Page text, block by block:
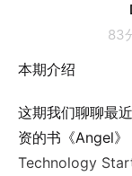
83
本期介绍
这期我们聊聊最
资的书《Angel
Technology